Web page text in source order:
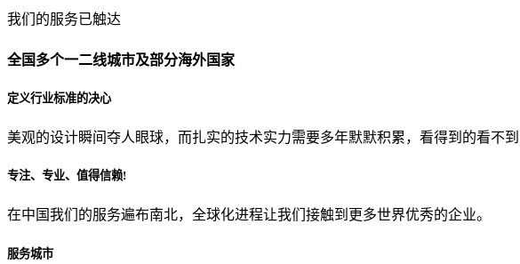
贵公司预算范围是？
贵公司的团队规模是？
从哪里了解到我们？
我们的服务已触达
全国多个一二线城市及部分海外国家
定义行业标准的决心
美观的设计瞬间夺人眼球，而扎实的技术实力需要多年默默积累，看得到的看不到
专注、专业、值得信赖!
在中国我们的服务遍布南北，全球化进程让我们接触到更多世界优秀的企业。
服务城市